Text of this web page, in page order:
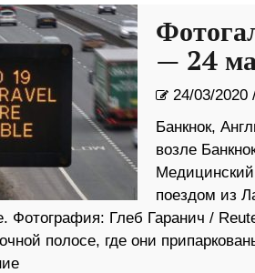
— 24
24/03/2020
Банкнок,
возле
Медицинский
поездом из
Фотография: Глеб Гаранич /
полосе, где они